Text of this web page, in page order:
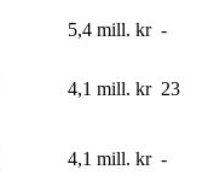
5,4 mill. kr -
4,1 mill. kr 23
4,1 mill. kr -